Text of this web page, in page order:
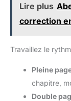
Lire plus
correction
Travaillez le
Pleine
chapitre,
Double